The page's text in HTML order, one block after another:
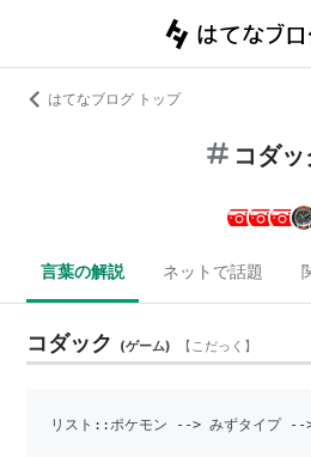
はてなブログ トップ
コダッ
言葉の解説 ネットで話題
コダック (ゲーム) 【こだっく 】
リスト::ポケモン --> みずタイプ --